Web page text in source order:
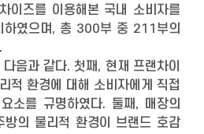
이즈를 이용해본 국내 소비자를
하였으며, 총 300부 중 211부의
음과 같다. 첫째, 현재 프랜차이
적 환경에 대해 소비자에게 직접
소를 규명하였다. 둘째, 매장의
방의 물리적 환경이 브랜드 호감